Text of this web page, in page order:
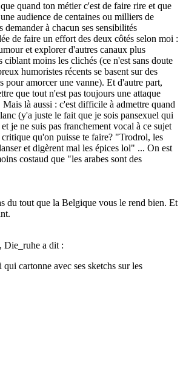
quand ton métier c'est de faire rire et que
audience de centaines ou milliers de
demander à chacun ses sensibilités
de faire un effort des deux côtés selon moi :
et explorer d'autres canaux plus
ciblant moins les clichés (ce n'est sans doute
humoristes récents se basent sur des
pour amorcer une vanne). Et d'autre part,
que tout n'est pas toujours une attaque
là aussi : c'est difficile à admettre quand
(y'a juste le fait que je sois pansexuel qui
je ne suis pas franchement vocal à ce sujet
qu'on puisse te faire? "Trodrol, les
et digèrent mal les épices lol" ... On est
costaud que "les arabes sont des
du tout que la Belgique vous le rend bien. Et
Die_ruhe a dit :
cartonne avec ses sketchs sur les